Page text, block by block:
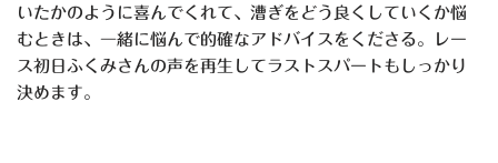
いたかのように喜んでくれて、漕ぎをどう良くしていくか悩
むときは、一緒に悩んで的確なアドバイスをくださる。レー
ス初日ふくみさんの声を再生してラストスパートもしっかり
決めます。